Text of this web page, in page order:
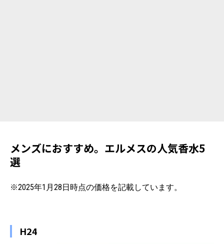
メンズにおすすめ。エルメスの人気香水5
選
※2025年1月28日時点の価格を記載しています。
H24